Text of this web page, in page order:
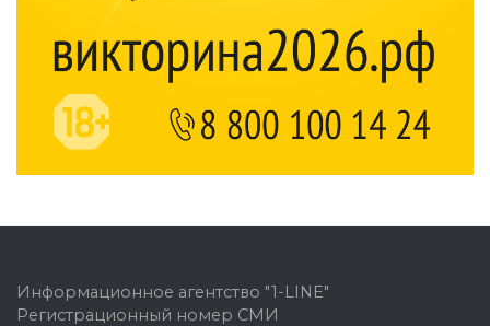
Информационное агентство "1-LINE"
Регистрационный номер СМИ